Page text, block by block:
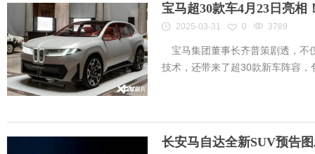
宝马超30款车4月23日亮
2025-03-31 0 3789
宝马集团董事长齐普策剧透，不
技术，还带来了超30款新车阵容
长安马自达全新SUV预告